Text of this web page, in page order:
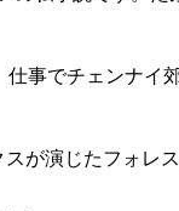
事でチェンナイ
が演じたフォレ